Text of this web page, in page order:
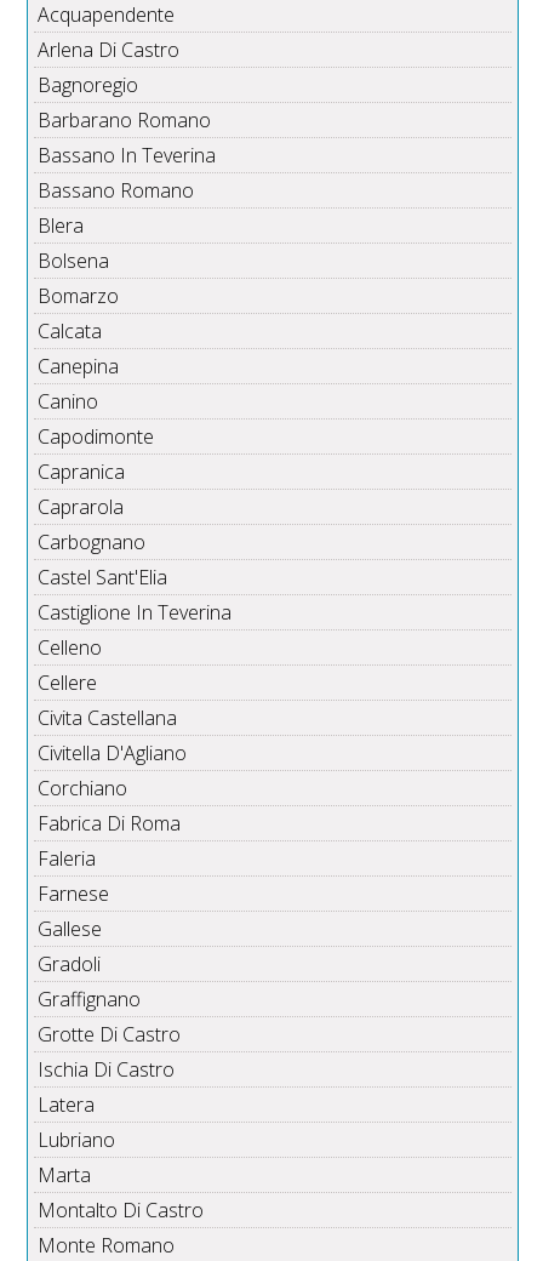
Acquapendente
Arlena Di Castro
Bagnoregio
Barbarano Romano
Bassano In Teverina
Bassano Romano
Blera
Bolsena
Bomarzo
Calcata
Canepina
Canino
Capodimonte
Capranica
Caprarola
Carbognano
Castel Sant'Elia
Castiglione In Teverina
Celleno
Cellere
Civita Castellana
Civitella D'Agliano
Corchiano
Fabrica Di Roma
Faleria
Farnese
Gallese
Gradoli
Graffignano
Grotte Di Castro
Ischia Di Castro
Latera
Lubriano
Marta
Montalto Di Castro
Monte Romano